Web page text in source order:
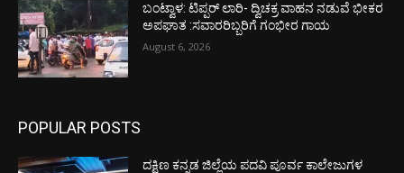
ಬಂಟ್ವಾಳ: ಟಿಪ್ಪರ್ ಲಾರಿ- ದ್ವಿಚಕ್ರ ವಾಹನ ನಡುವೆ ಭೀಕರ
ಅಪಘಾತ :ಸವಾರರಿಬ್ಬರಿಗೆ ಗಂಭೀರ ಗಾಯ
August 6, 2026
POPULAR POSTS
ದಕ್ಷಿಣ ಕನ್ನಡ ಜಿಲ್ಲೆಯ ಪದವಿ ಪೂರ್ವ ಕಾಲೇಜುಗಳ